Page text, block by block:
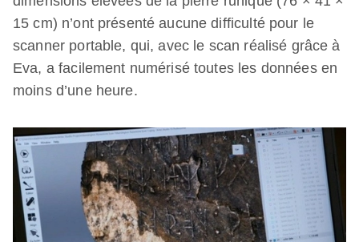
15 cm) n’ont présenté aucune difficulté pour le
scanner portable, qui, avec le scan réalisé grâce à
Eva, a facilement numérisé toutes les données en
moins d’une heure.